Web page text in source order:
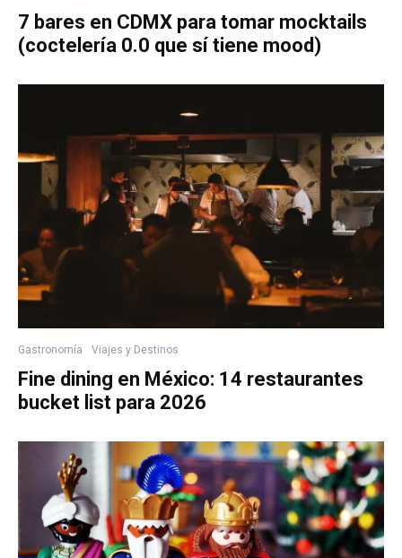
7 bares en CDMX para tomar mocktails
(coctelería 0.0 que sí tiene mood)
Gastronomía Viajes y Destinos
Fine dining en México: 14 restaurantes
bucket list para 2026